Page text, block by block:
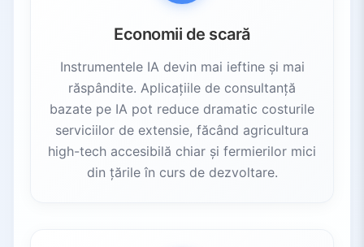
Economii de scară
Instrumentele IA devin mai ieftine și mai
răspândite. Aplicațiile de consultanță
bazate pe IA pot reduce dramatic costurile
serviciilor de extensie, făcând agricultura
high-tech accesibilă chiar și fermierilor mici
din țările în curs de dezvoltare.